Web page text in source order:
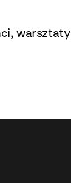
,warsztaty